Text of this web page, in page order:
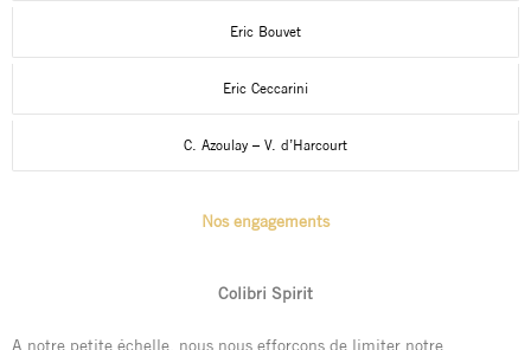
Eric Bouvet
Eric Ceccarini
C. Azoulay – V. d’Harcourt
Nos engagements
Colibri Spirit
A notre petite échelle, nous nous efforçons de limiter notre